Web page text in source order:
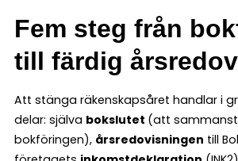
Fem steg från
till färdig
Att stänga räkenskapsåret handlar i
delar: själva bokslutet (att
bokföringen), årsredovisningen till